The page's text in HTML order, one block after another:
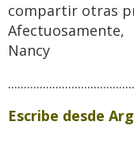
compartir otras
Afectuosamente,
Nancy
Escribe desde